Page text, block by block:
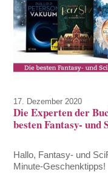
17. Dezember 2020
Die Experten der
besten Fantasy- und
Hallo, Fantasy- und
Minute-Geschenktipps!